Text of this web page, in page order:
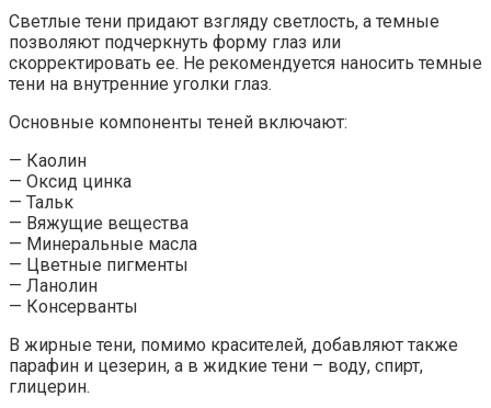
Светлые тени придают взгляду светлость, а темные
позволяют подчеркнуть форму глаз или
скорректировать ее. Не рекомендуется наносить темные
тени на внутренние уголки глаз.
Основные компоненты теней включают:
— Каолин
— Оксид цинка
— Тальк
— Вяжущие вещества
— Минеральные масла
— Цветные пигменты
— Ланолин
— Консерванты
В жирные тени, помимо красителей, добавляют также
парафин и цезерин, а в жидкие тени – воду, спирт,
глицерин.